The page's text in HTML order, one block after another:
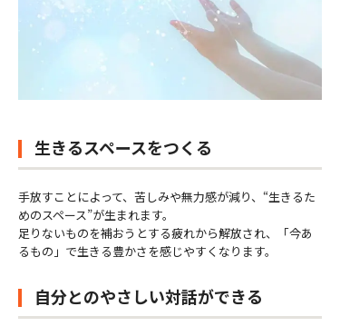
生きるスペースをつくる
手放すことによって、苦しみや無力感が減り、“生きるた
めのスペース”が生まれます。
足りないものを補おうとする疲れから解放され、「今あ
るもの」で生きる豊かさを感じやすくなります。
自分とのやさしい対話ができる